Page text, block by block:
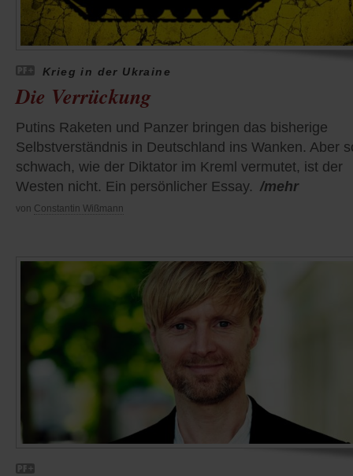
Krieg in der Ukraine
Die Verrückung
Putins Raketen und Panzer bringen das bisherige
Selbstverständnis in Deutschland ins Wanken. Aber
schwach, wie der Diktator im Kreml vermutet, ist der
Westen nicht. Ein persönlicher Essay. /mehr
von Constantin Wißmann